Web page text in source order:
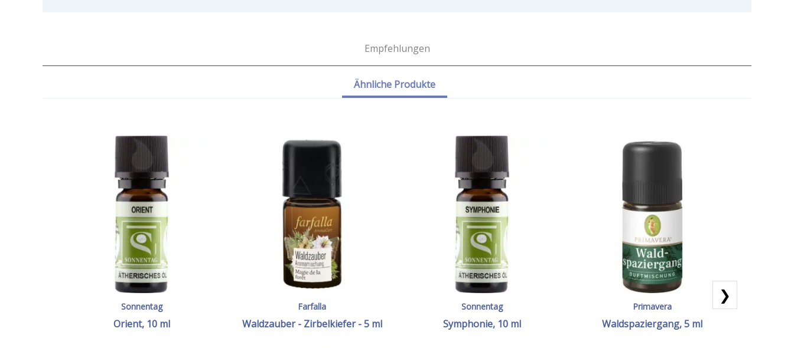
Empfehlungen
Ähnliche Produkte
Sonnentag
Orient, 10 ml
Farfalla
Waldzauber - Zirbelkiefer - 5 ml
Sonnentag
Symphonie, 10 ml
Primavera
Waldspaziergang, 5 ml
❯